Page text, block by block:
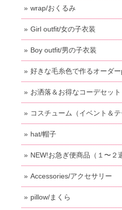
wrap/おくるみ
Girl outfit/女の子衣装
Boy outfit/男の子衣装
好きな毛糸色で作るオーダ
お洒落＆お得なコーデセット
コスチューム（イベント＆テ
hat/帽子
NEW!お急ぎ便商品（１〜２
Accessories/アクセサリー
pillow/まくら